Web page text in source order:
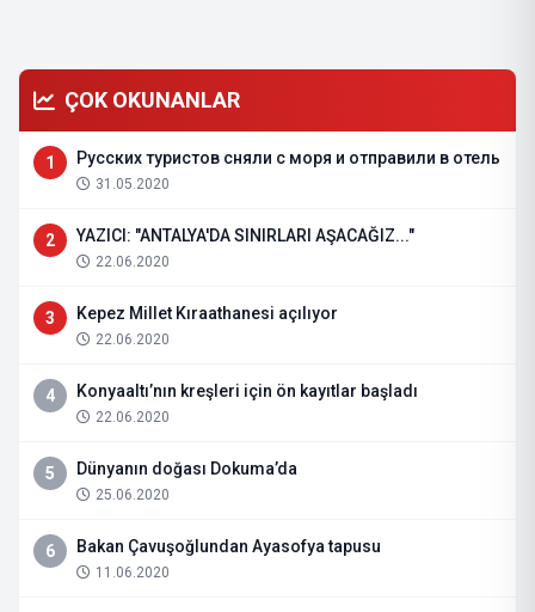
ÇOK OKUNANLAR
1 Русских туристов сняли с моря и отправили в отель
31.05.2020
2 YAZICI: "ANTALYA'DA SINIRLARI AŞACAĞIZ..."
22.06.2020
3 Kepez Millet Kıraathanesi açılıyor
22.06.2020
4 Konyaaltı’nın kreşleri için ön kayıtlar başladı
22.06.2020
5 Dünyanın doğası Dokuma’da
25.06.2020
6 Bakan Çavuşoğlundan Ayasofya tapusu
11.06.2020